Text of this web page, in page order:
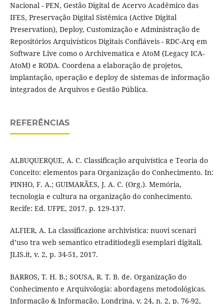
Nacional - PEN, Gestão Digital de Acervo Acadêmico das
IFES, Preservação Digital Sistêmica (Active Digital
Preservation), Deploy, Customização e Administração de
Repositórios Arquivísticos Digitais Confiáveis - RDC-Arq em
Software Live como o Archivematica e AtoM (Legacy ICA-
AtoM) e RODA. Coordena a elaboração de projetos,
implantação, operação e deploy de sistemas de informação
integrados de Arquivos e Gestão Pública.
REFERÊNCIAS
ALBUQUERQUE, A. C. Classificação arquivística e Teoria do
Conceito: elementos para Organização do Conhecimento. In:
PINHO, F. A.; GUIMARÃES, J. A. C. (Org.). Memória,
tecnologia e cultura na organização do conhecimento.
Recife: Ed. UFPE, 2017. p. 129-137.
ALFIER, A. La classificazione archivistica: nuovi scenari
d’uso tra web semantico etraditiodegli esemplari digitali.
JLIS.it, v. 2, p. 34-51, 2017.
BARROS, T. H. B.; SOUSA, R. T. B. de. Organização do
Conhecimento e Arquivologia: abordagens metodológicas.
Informação & Informação, Londrina, v. 24, n. 2, p. 76-92,